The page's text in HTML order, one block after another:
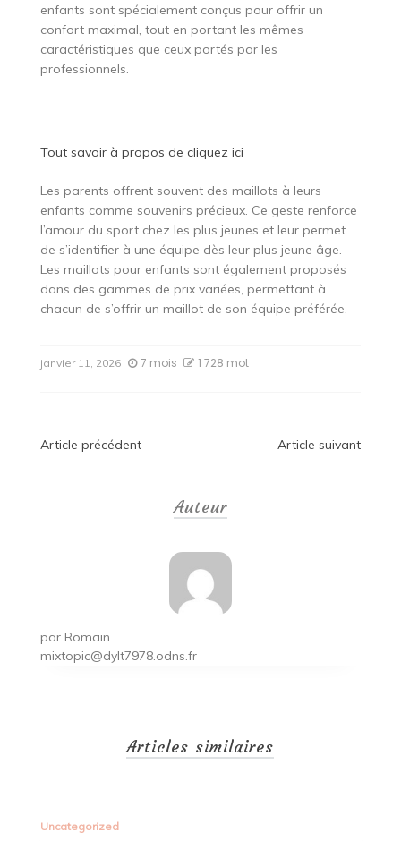
enfants sont spécialement conçus pour offrir un
confort maximal, tout en portant les mêmes
caractéristiques que ceux portés par les
professionnels.
Tout savoir à propos de cliquez ici
Les parents offrent souvent des maillots à leurs
enfants comme souvenirs précieux. Ce geste renforce
l’amour du sport chez les plus jeunes et leur permet
de s’identifier à une équipe dès leur plus jeune âge.
Les maillots pour enfants sont également proposés
dans des gammes de prix variées, permettant à
chacun de s’offrir un maillot de son équipe préférée.
janvier 11, 2026 7 mois 1 728 mot
Navigation
Article précédent Article suivant
Auteur
par Romain
mixtopic@dylt7978.odns.fr
Articles similaires
Uncategorized